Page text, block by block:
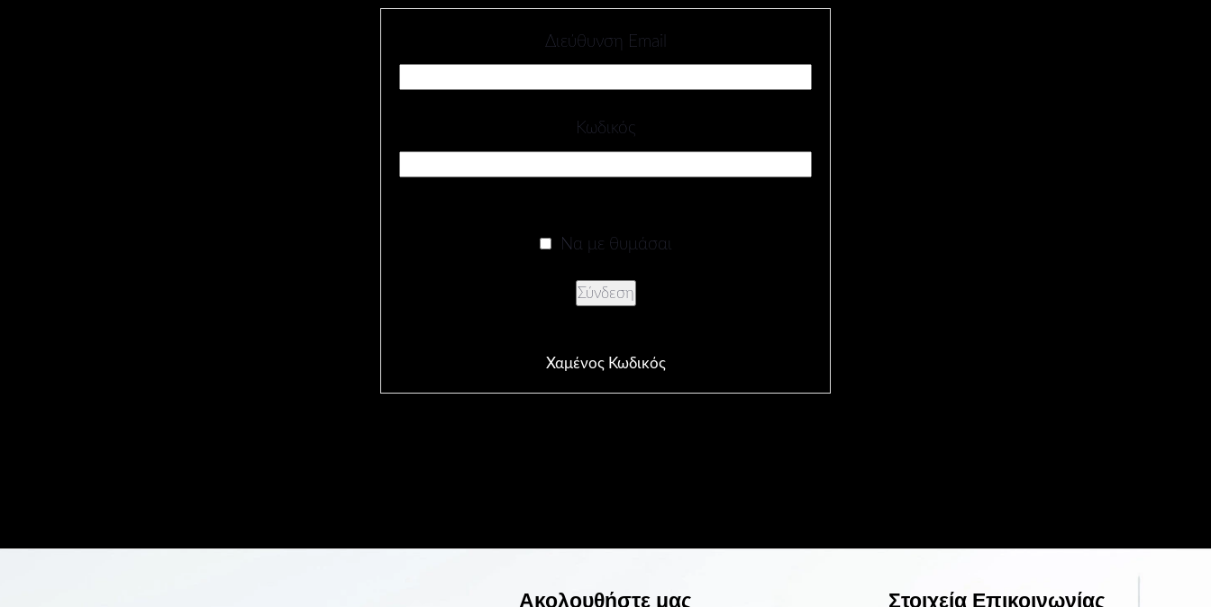
Διεύθυνση Email
Κωδικός
Να με θυμάσαι
Χαμένος Κωδικός
Ακολουθήστε μας Στοιχεία Επικοινωνίας